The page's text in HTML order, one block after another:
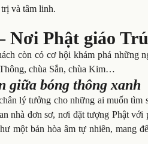
và tâm linh.
Nơi Phật giáo
còn có cơ hội khám phá những
chùa Sắn, chùa Kim…
giữa bóng thông xanh
lý tưởng cho những ai muốn tìm
nhà đơn sơ, nơi đặt tượng Phật
một bản hòa âm tự nhiên, mang